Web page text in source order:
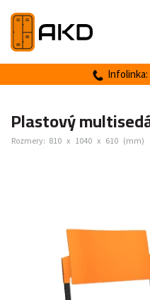
Infolinka:
Plastový
Rozmery: 810 x 1040 x 610 (mm)